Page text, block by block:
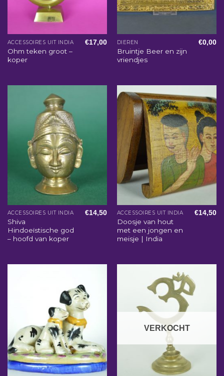
ACCESSOIRES UIT INDIA
Ohm teken groot –
koper
€17,00 DIEREN
Bruintje Beer en zijn
vriendjes
€0,00
ACCESSOIRES UIT INDIA
Shiva
Hindoeïstische god
– hoofd van koper
€14,50 ACCESSOIRES UIT INDIA
Doosje van hout
met een jongen en
meisje | India
€14,50
VERKOCHT